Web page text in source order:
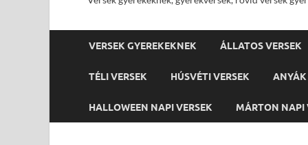
VERSEK GYEREKEKNEK ÁLLATOS VERSEK
TÉLI VERSEK HÚSVÉTI VERSEK ANYÁK
HALLOWEEN NAPI VERSEK MÁRTON NAPI